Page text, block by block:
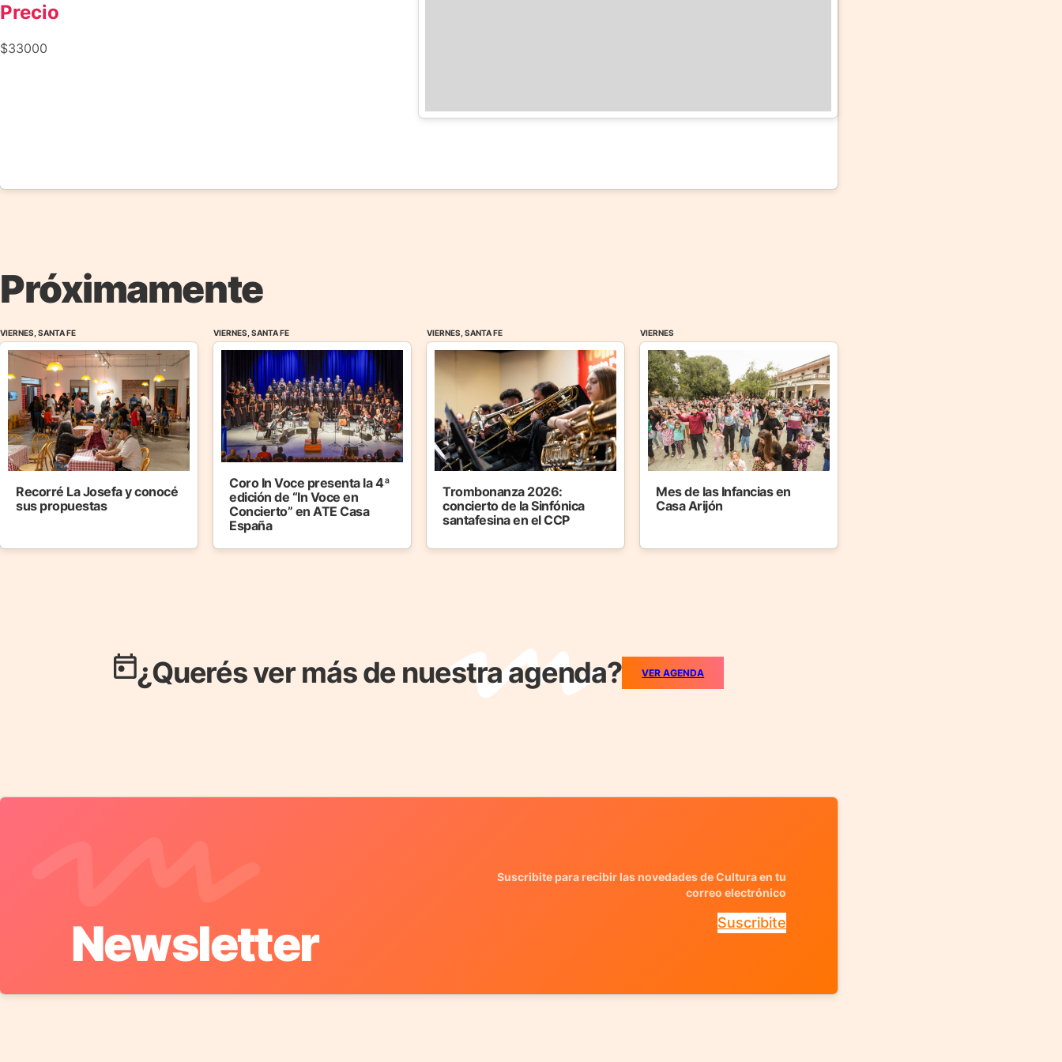
Precio
$33000
Próximamente
VIERNES, SANTA FE
Recorré La Josefa y conocé
sus propuestas
VIERNES, SANTA FE
Coro In Voce presenta la 4ª
edición de “In Voce en
Concierto” en ATE Casa
España
VIERNES, SANTA FE
Trombonanza 2026:
concierto de la Sinfónica
santafesina en el CCP
VIERNES
Mes de las Infancias en
Casa Arijón
¿Querés ver más de nuestra agenda? VER AGENDA
Newsletter
Suscribite para recibir las novedades de Cultura en tu
correo electrónico
Suscribite